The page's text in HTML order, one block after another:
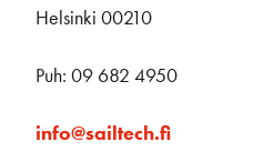
Helsinki 00210
Puh: 09 682 4950
info@sailtech.fi